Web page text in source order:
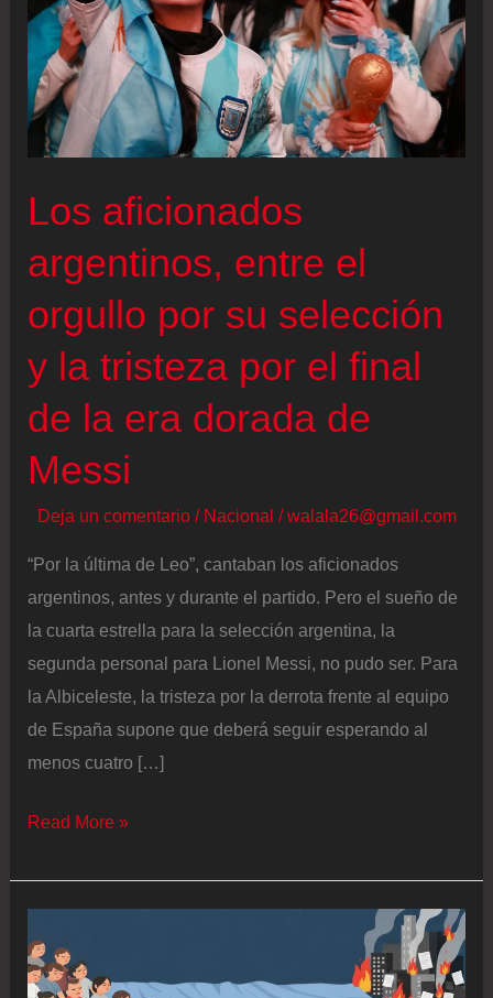
Los aficionados
argentinos, entre el
orgullo por su selección
y la tristeza por el final
de la era dorada de
Messi
Deja un comentario / Nacional /walala26@gmail.com
“Por la última de Leo”, cantaban los aficionados
argentinos, antes y durante el partido. Pero el sueño de
la cuarta estrella para la selección argentina, la
segunda personal para Lionel Messi, no pudo ser. Para
la Albiceleste, la tristeza por la derrota frente al equipo
de España supone que deberá seguir esperando al
menos cuatro […]
Los
argentinos,
el
orgullo
Read More »